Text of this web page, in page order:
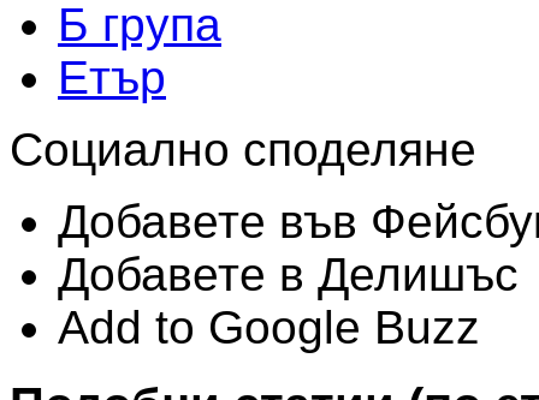
Б група
Етър
Социално споделяне
Добавете във
Добавете в Делишъс
Add to Google Buzz